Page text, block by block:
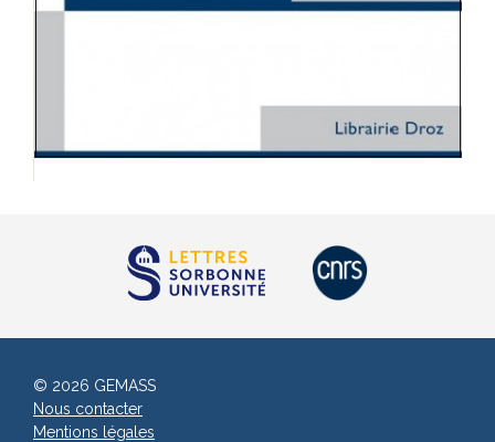
© 2026 GEMASS
Nous contacter
Mentions légales